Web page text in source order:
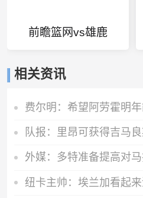
前瞻篮网vs雄鹿
相关资讯